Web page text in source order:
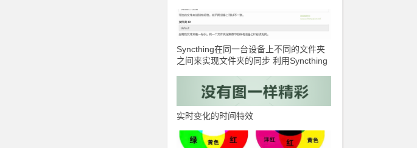
Syncthing在同一台设备上不同的文件夹
之间来实现文件夹的同步 利用Syncthing
实时变化的时间特效